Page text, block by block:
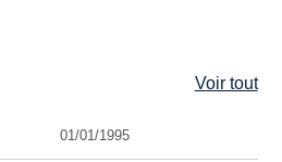
Voir tout
01/01/1995